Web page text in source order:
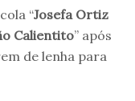
“Josefa Ortiz
Calientito” após
de lenha para